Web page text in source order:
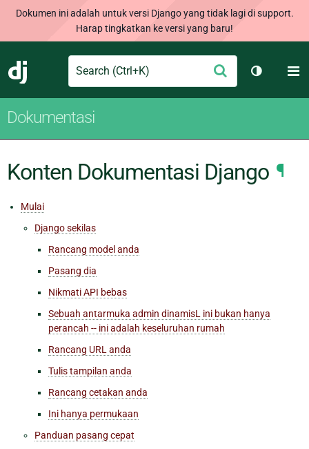
Dokumen ini adalah untuk versi Django yang tidak lagi di support.
Harap tingkatkan ke versi yang baru!
Django
Search Ajukan
Ganti
Dokumentasi
Konten Dokumentasi Django ¶
Mulai
Django sekilas
Rancang model anda
Pasang dia
Nikmati API bebas
Sebuah antarmuka admin dinamisL ini bukan hanya
perancah -- ini adalah keseluruhan rumah
Rancang URL anda
Tulis tampilan anda
Rancang cetakan anda
Ini hanya permukaan
Panduan pasang cepat